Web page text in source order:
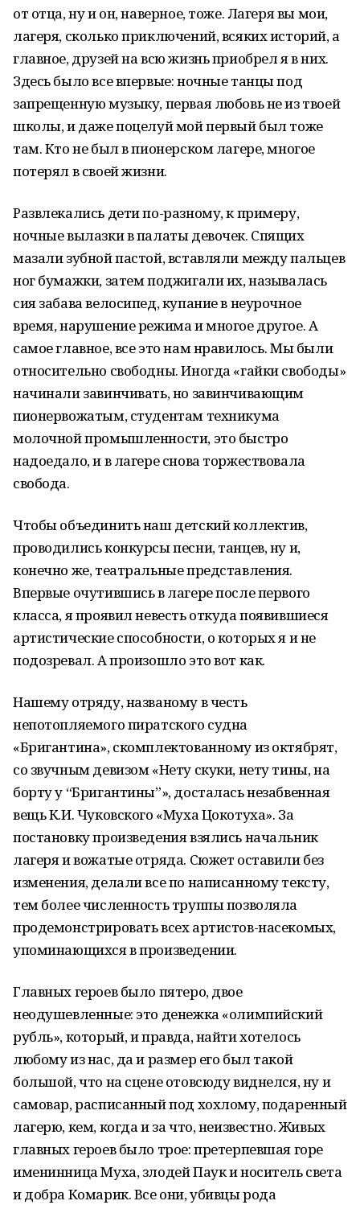
от отца, ну и он, наверное, тоже. Лагеря вы мои,
лагеря, сколько приключений, всяких историй, а
главное, друзей на всю жизнь приобрел я в них.
Здесь было все впервые: ночные танцы под
запрещенную музыку, первая любовь не из твоей
школы, и даже поцелуй мой первый был тоже
там. Кто не был в пионерском лагере, многое
потерял в своей жизни.
Развлекались дети по-разному, к примеру,
ночные вылазки в палаты девочек. Спящих
мазали зубной пастой, вставляли между пальцев
ног бумажки, затем поджигали их, называлась
сия забава велосипед, купание в неурочное
время, нарушение режима и многое другое. А
самое главное, все это нам нравилось. Мы были
относительно свободны. Иногда «гайки свободы»
начинали завинчивать, но завинчивающим
пионервожатым, студентам техникума
молочной промышленности, это быстро
надоедало, и в лагере снова торжествовала
свобода.
Чтобы объединить наш детский коллектив,
проводились конкурсы песни, танцев, ну и,
конечно же, театральные представления.
Впервые очутившись в лагере после первого
класса, я проявил невесть откуда появившиеся
артистические способности, о которых я и не
подозревал. А произошло это вот как.
Нашему отряду, названому в честь
непотопляемого пиратского судна
«Бригантина», скомплектованному из октябрят,
со звучным девизом «Нету скуки, нету тины, на
борту у “Бригантины”», досталась незабвенная
вещь К.И. Чуковского «Муха Цокотуха». За
постановку произведения взялись начальник
лагеря и вожатые отряда. Сюжет оставили без
изменения, делали все по написанному тексту,
тем более численность труппы позволяла
продемонстрировать всех артистов-насекомых,
упоминающихся в произведении.
Главных героев было пятеро, двое
неодушевленные: это денежка «олимпийский
рубль», который, и правда, найти хотелось
любому из нас, да и размер его был такой
большой, что на сцене отовсюду виднелся, ну и
самовар, расписанный под хохлому, подаренный
лагерю, кем, когда и за что, неизвестно. Живых
главных героев было трое: претерпевшая горе
именинница Муха, злодей Паук и носитель света
и добра Комарик. Все они, убивцы рода